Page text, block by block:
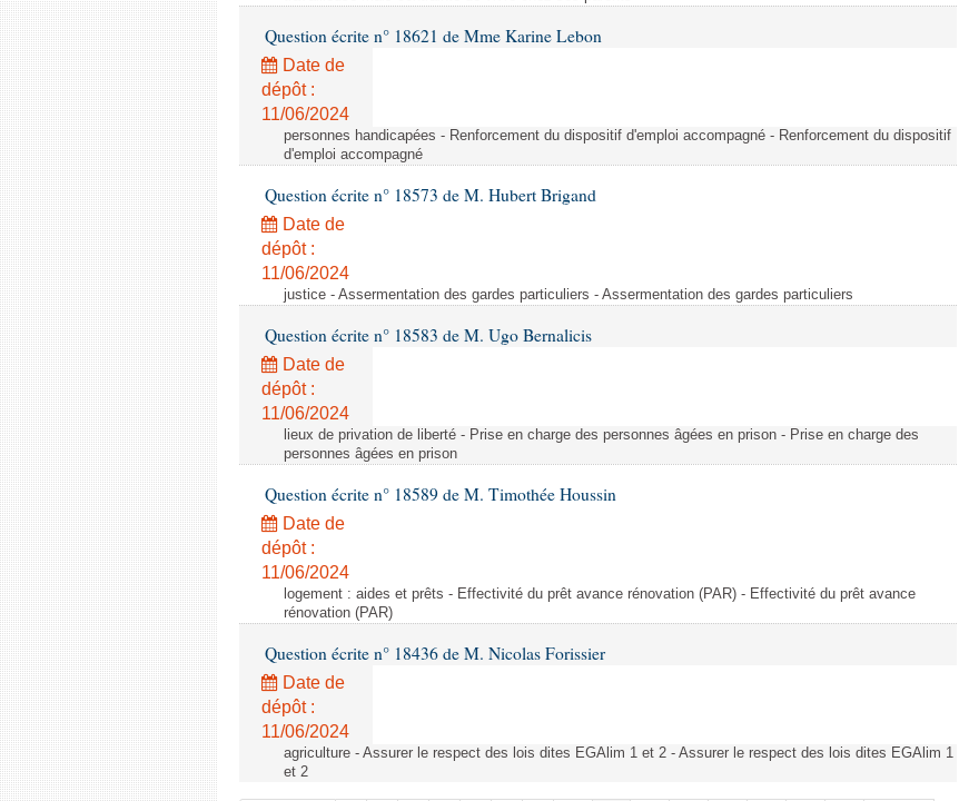
Question écrite n° 18621 de Mme Karine Lebon
Date de
dépôt :
11/06/2024
personnes handicapées - Renforcement du dispositif d'emploi accompagné - Renforcement du dispositif
d'emploi accompagné
Question écrite n° 18573 de M. Hubert Brigand
Date de
dépôt :
11/06/2024
justice - Assermentation des gardes particuliers - Assermentation des gardes particuliers
Question écrite n° 18583 de M. Ugo Bernalicis
Date de
dépôt :
11/06/2024
lieux de privation de liberté - Prise en charge des personnes âgées en prison - Prise en charge des
personnes âgées en prison
Question écrite n° 18589 de M. Timothée Houssin
Date de
dépôt :
11/06/2024
logement : aides et prêts - Effectivité du prêt avance rénovation (PAR) - Effectivité du prêt avance
rénovation (PAR)
Question écrite n° 18436 de M. Nicolas Forissier
Date de
dépôt :
11/06/2024
agriculture - Assurer le respect des lois dites EGAlim 1 et 2 - Assurer le respect des lois dites EGAlim 1
et 2